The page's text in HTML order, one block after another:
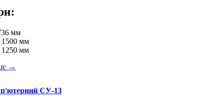
мм
1500 мм
1250 мм
→
СУ-13